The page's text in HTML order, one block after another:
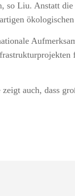
Liu. Anstatt die
ökologischen
auch, dass